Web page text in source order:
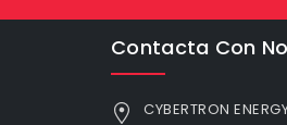
Contacta Con
CYBERTRON